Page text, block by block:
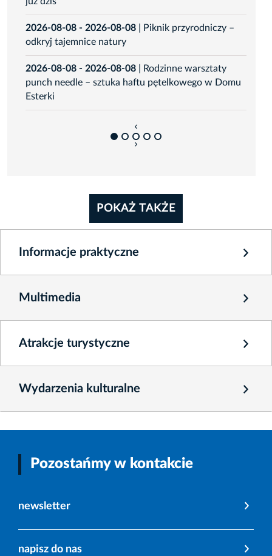
2026-08-08 - 2026-08-08
Piknik przyrodniczy –
odkryj tajemnice natury
2026-08-08 - 2026-08-08
Rodzinne warsztaty
punch needle – sztuka haftu pętelkowego w Domu
Esterki
prev
next
POKAŻ TAKŻE
Informacje praktyczne
Multimedia
Atrakcje turystyczne
Wydarzenia kulturalne
Pozostańmy w kontakcie
newsletter
napisz do nas